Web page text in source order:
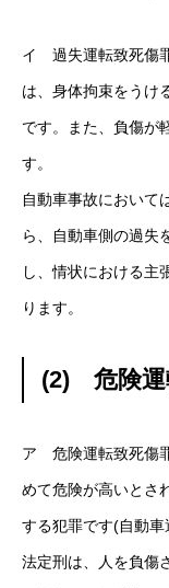
イ 過失運転致死傷
は、身体拘束をうけ
です。また、負傷が
す。
自動車事故において
ら、自動車側の過失
し、情状における主
ります。
(2) 危険運
ア 危険運転致死傷
めて危険が高いとさ
する犯罪です(自動車
法定刑は、人を負傷